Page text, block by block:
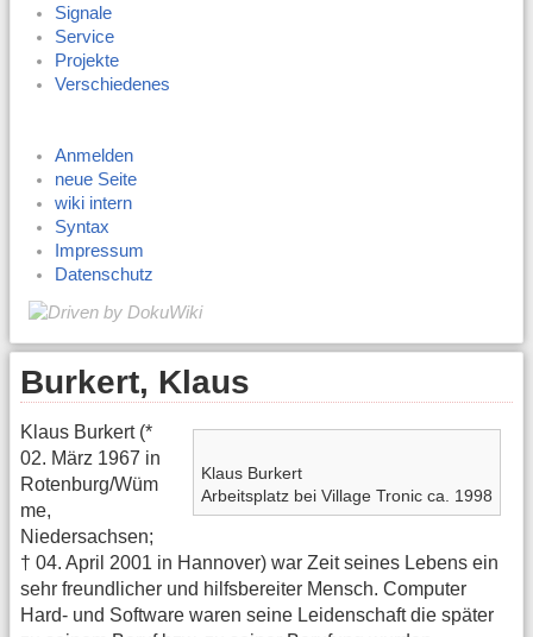
Signale
Service
Projekte
Verschiedenes
Anmelden
neue Seite
wiki intern
Syntax
Impressum
Datenschutz
Burkert, Klaus
Klaus Burkert
Arbeitsplatz bei Village Tronic ca. 1998
Klaus Burkert (*
02. März 1967 in
Rotenburg/Wüm
me,
Niedersachsen;
† 04. April 2001 in Hannover) war Zeit seines Lebens ein
sehr freundlicher und hilfsbereiter Mensch. Computer
Hard- und Software waren seine Leidenschaft die später